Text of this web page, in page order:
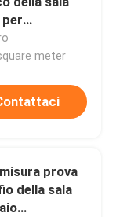
dell'ospedale
meter
prova
della sala